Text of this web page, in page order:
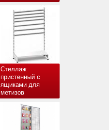
Стеллаж
пристенный с
ящиками для
метизов